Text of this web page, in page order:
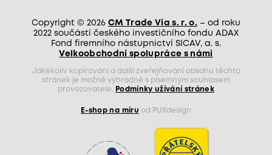
Copyright © 2026 CM Trade Via s. r. o. – od roku
2022 součástí českého investičního fondu ADAX
Fond firemního nástupnictví SICAV, a. s.
Velkoobchodní spolupráce s námi
Jakékoliv kopírování a další zveřejňování obsahu těchto
stránek je možné výhradně s písemným souhlasem
provozovatele.
Podmínky užívání stránek
E-shop na míru od PUXdesign